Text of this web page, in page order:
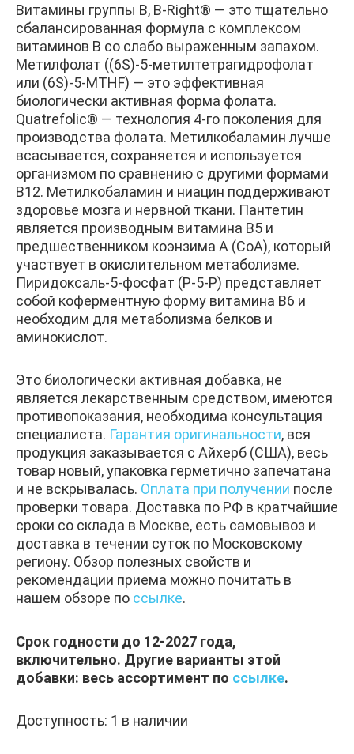
Витамины группы В, B-Right® — это тщательно
сбалансированная формула с комплексом
витаминов B со слабо выраженным запахом.
Метилфолат ((6S)-5-метилтетрагидрофолат
или (6S)-5-MTHF) — это эффективная
биологически активная форма фолата.
Quatrefolic® — технология 4-го поколения для
производства фолата. Метилкобаламин лучше
всасывается, сохраняется и используется
организмом по сравнению с другими формами
B12. Метилкобаламин и ниацин поддерживают
здоровье мозга и нервной ткани. Пантетин
является производным витамина B5 и
предшественником коэнзима A (CoA), который
участвует в окислительном метаболизме.
Пиридоксаль-5-фосфат (P-5-P) представляет
собой коферментную форму витамина B6 и
необходим для метаболизма белков и
аминокислот.
Это биологически активная добавка, не
является лекарственным средством, имеются
противопоказания, необходима консультация
специалиста. Гарантия оригинальности, вся
продукция заказывается с Айхерб (США), весь
товар новый, упаковка герметично запечатана
и не вскрывалась. Оплата при получении после
проверки товара. Доставка по РФ в кратчайшие
сроки со склада в Москве, есть самовывоз и
доставка в течении суток по Московскому
региону. Обзор полезных свойств и
рекомендации приема можно почитать в
нашем обзоре по ссылке.
Срок годности до 12-2027 года,
включительно. Другие варианты этой
добавки: весь ассортимент по ссылке.
Доступность: 1 в наличии